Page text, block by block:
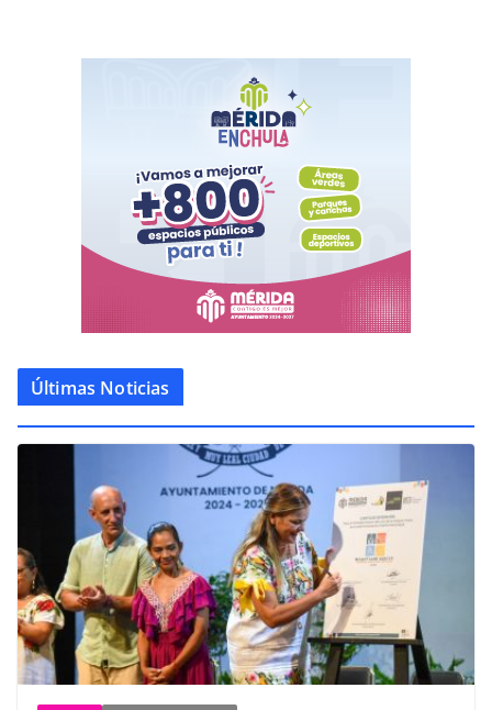
Últimas Noticias